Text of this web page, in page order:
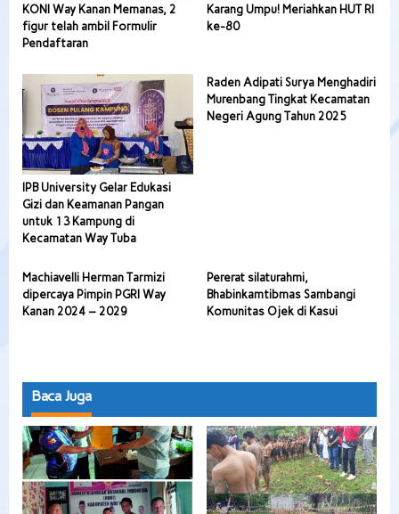
KONI Way Kanan Memanas, 2
figur telah ambil Formulir
Pendaftaran
Karang Umpu! Meriahkan HUT RI
ke-80
IPB University Gelar Edukasi
Gizi dan Keamanan Pangan
untuk 13 Kampung di
Kecamatan Way Tuba
Raden Adipati Surya Menghadiri
Murenbang Tingkat Kecamatan
Negeri Agung Tahun 2025
Machiavelli Herman Tarmizi
dipercaya Pimpin PGRI Way
Kanan 2024 – 2029
Pererat silaturahmi,
Bhabinkamtibmas Sambangi
Komunitas Ojek di Kasui
Baca Juga